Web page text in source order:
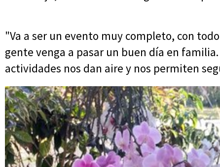
"Va a ser un evento muy completo, con
gente venga a pasar un buen día en
actividades nos dan aire y nos permiten